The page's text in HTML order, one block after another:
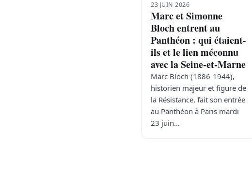
23 JUIN 2026
Marc et Simonne
Bloch entrent au
Panthéon : qui étaient-
ils et le lien méconnu
avec la Seine-et-Marne
Marc Bloch (1886-1944),
historien majeur et figure de
la Résistance, fait son entrée
au Panthéon à Paris mardi
23 juin…